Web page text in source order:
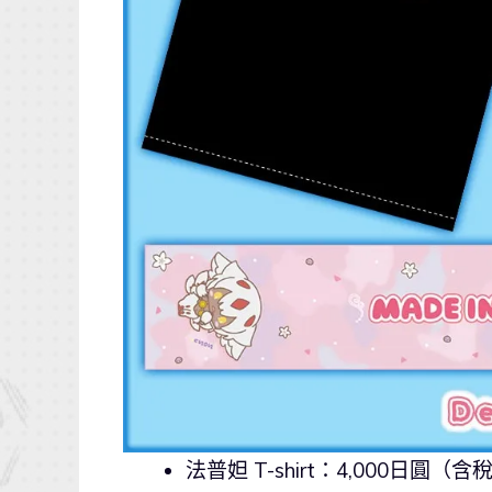
法普妲 T-shirt：4,000日圓（含